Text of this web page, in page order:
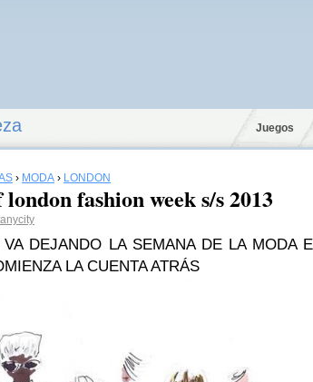
Juegos
› MODA › LONDON
fashion week s/s 2013
DEJANDO LA SEMANA DE LA MODA
LA CUENTA ATRÁS